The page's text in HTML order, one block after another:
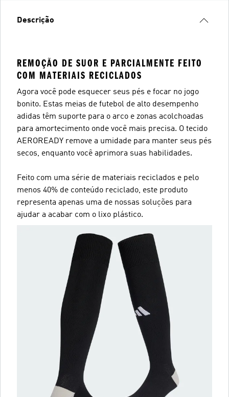
Descrição
REMOÇÃO DE SUOR E PARCIALMENTE FEITO
COM MATERIAIS RECICLADOS
Agora você pode esquecer seus pés e focar no jogo
bonito. Estas meias de futebol de alto desempenho
adidas têm suporte para o arco e zonas acolchoadas
para amortecimento onde você mais precisa. O tecido
AEROREADY remove a umidade para manter seus pés
secos, enquanto você aprimora suas habilidades.
Feito com uma série de materiais reciclados e pelo
menos 40% de conteúdo reciclado, este produto
representa apenas uma de nossas soluções para
ajudar a acabar com o lixo plástico.